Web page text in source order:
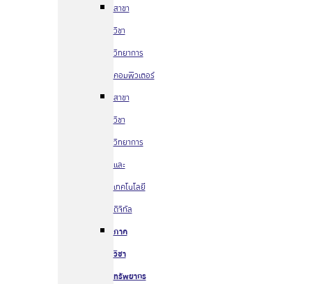
สาขา
วิชา
วิทยาการ
คอมพิวเตอร์
สาขา
วิชา
วิทยาการ
และ
เทคโนโลยี
ดิจิทัล
ภาค
วิชา
ทรัพยากร